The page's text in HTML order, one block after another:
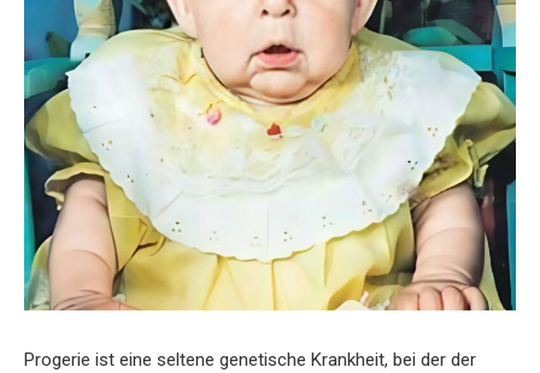
Progerie ist eine seltene genetische Krankheit, bei der der